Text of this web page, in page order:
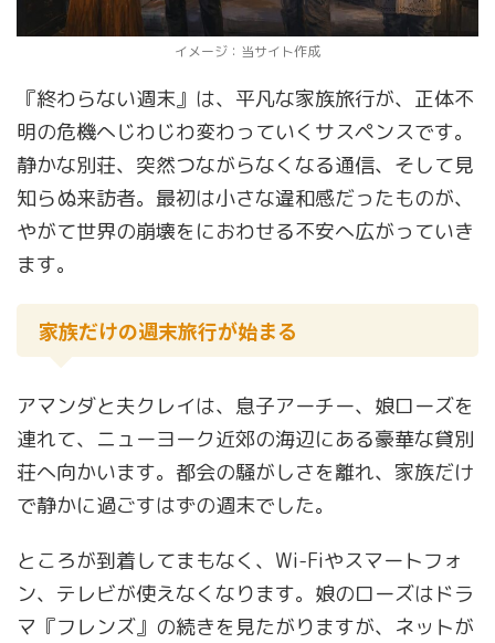
イメージ：当サイト作成
『終わらない週末』は、平凡な家族旅行が、正体不
明の危機へじわじわ変わっていくサスペンスです。
静かな別荘、突然つながらなくなる通信、そして見
知らぬ来訪者。最初は小さな違和感だったものが、
やがて世界の崩壊をにおわせる不安へ広がっていき
ます。
家族だけの週末旅行が始まる
アマンダと夫クレイは、息子アーチー、娘ローズを
連れて、ニューヨーク近郊の海辺にある豪華な貸別
荘へ向かいます。都会の騒がしさを離れ、家族だけ
で静かに過ごすはずの週末でした。
ところが到着してまもなく、Wi-Fiやスマートフォ
ン、テレビが使えなくなります。娘のローズはドラ
マ『フレンズ』の続きを見たがりますが、ネットが